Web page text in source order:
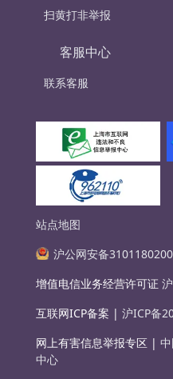
扫黄打非举报
客服中心
联系客服
站点地图
沪公网安备
增值电信业务经营许可证
互联网ICP备案 | 沪ICP备
网上有害信息举报专区 |
中心